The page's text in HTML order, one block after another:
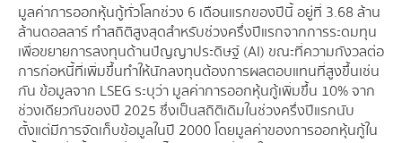
มูลค่าการออกหุ้นกู้ทั่วโลกช่วง 6 เดือนแรกของปีนี้ อยู่ที่ 3.68 ล้าน
ล้านดอลลาร์ ทำสถิติสูงสุดสำหรับช่วงครึ่งปีแรกจากการระดมทุน
เพื่อขยายการลงทุนด้านปัญญาประดิษฐ์ (AI) ขณะที่ความกังวลต่อ
การก่อหนี้ที่เพิ่มขึ้นทำให้นักลงทุนต้องการผลตอบแทนที่สูงขึ้นเช่น
กัน ข้อมูลจาก LSEG ระบุว่า มูลค่าการออกหุ้นกู้เพิ่มขึ้น 10% จาก
ช่วงเดียวกันของปี 2025 ซึ่งเป็นสถิติเดิมในช่วงครึ่งปีแรกนับ
ตั้งแต่มีการจัดเก็บข้อมูลในปี 2000 โดยมูลค่าของการออกหุ้นกู้ใน